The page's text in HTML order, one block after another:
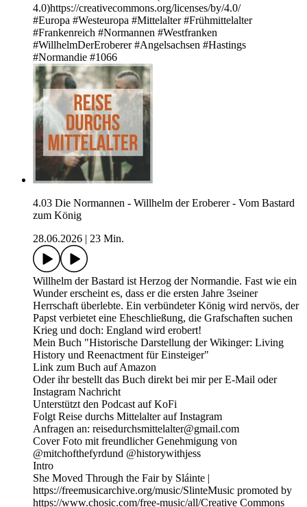
4.0)https://creativecommons.org/licenses/by/4.0/
#Europa #Westeuropa #Mittelalter #Frühmittelalter
#Frankenreich #Normannen #Westfranken
#WillhelmDerEroberer #Angelsachsen #Hastings
#Normandie #1066
4.03 Die Normannen - Willhelm der Eroberer - Vom Bastard
zum König
28.06.2026
23 Min.
Willhelm der Bastard ist Herzog der Normandie. Fast wie ein
Wunder erscheint es, dass er die ersten Jahre 3seiner
Herrschaft überlebte. Ein verbündeter König wird nervös, der
Papst verbietet eine Eheschließung, die Grafschaften suchen
Krieg und doch: England wird erobert!
Mein Buch "Historische Darstellung der Wikinger: Living
History und Reenactment für Einsteiger"
Link zum Buch auf Amazon
Oder ihr bestellt das Buch direkt bei mir per E-Mail oder
Instagram Nachricht
Unterstützt den Podcast auf KoFi
Folgt Reise durchs Mittelalter auf Instagram
Anfragen an: reisedurchsmittelalter@gmail.com
Cover Foto mit freundlicher Genehmigung von
@mitchofthefyrdund @historywithjess
Intro
She Moved Through the Fair by Sláinte |
https://freemusicarchive.org/music/SlinteMusic promoted by
https://www.chosic.com/free-music/all/Creative Commons